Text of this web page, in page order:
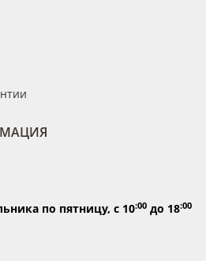
по пятницу, с 10:00 до 18:00